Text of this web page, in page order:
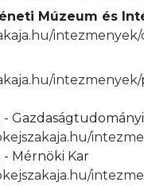
Múzeum és
Mérnöki Kar